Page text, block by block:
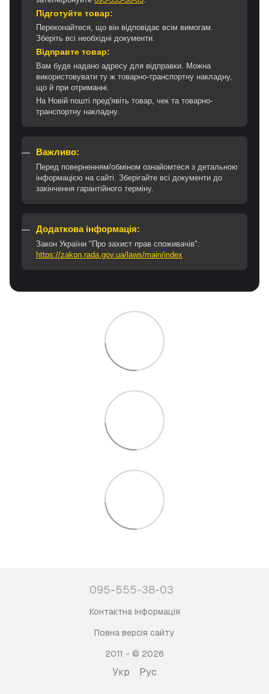
Підготуйте товар:
Переконайтеся, що він відповідає всім вимогам.
Зберіть всі необхідні документи.
Відправте товар:
Вам буде надано адресу для відправки. Можна
використовувати ту ж товарно-транспортну накладну,
що й при отриманні.
На Новій пошті пред'явіть товар, чек та товарно-
транспортну накладну.
Важливо:
Перед поверненням/обміном ознайомтеся з детальною
інформацією на сайті. Зберігайте всі документи до
закінчення гарантійного терміну.
Додаткова інформація:
Закон України "Про захист прав споживачів":
https://zakon.rada.gov.ua/laws/main/index
095-555-38-03
Контактна інформація
Повна версія сайту
2011 - © 2026
Укр Рус